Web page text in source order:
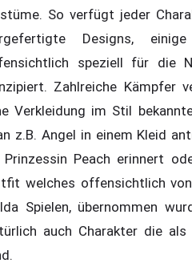
So verfügt jeder
Designs,
speziell für die
Zahlreiche Kämpfer
Verkleidung im Stil
z.B. Angel in einem Kleid
Prinzessin Peach erinnert
welches offensichtlich
Spielen, übernommen
auch Charakter die